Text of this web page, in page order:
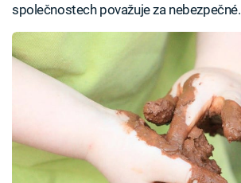
společnostech považuje za nebezpečné.